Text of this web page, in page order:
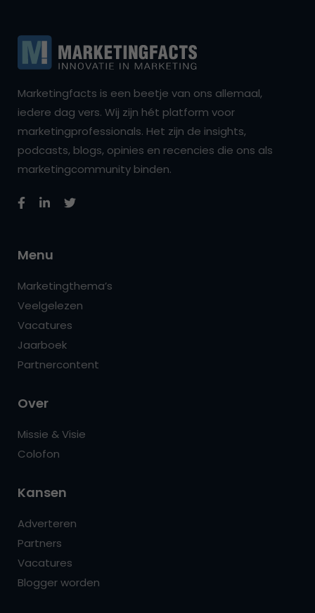
Marketingfacts is een beetje van ons allemaal,
iedere dag vers. Wij zijn hét platform voor
marketingprofessionals. Het zijn de insights,
podcasts, blogs, opinies en recencies die ons als
marketingcommunity binden.
Menu
Marketingthema’s
Veelgelezen
Vacatures
Jaarboek
Partnercontent
Over
Missie & Visie
Colofon
Kansen
Adverteren
Partners
Vacatures
Blogger worden